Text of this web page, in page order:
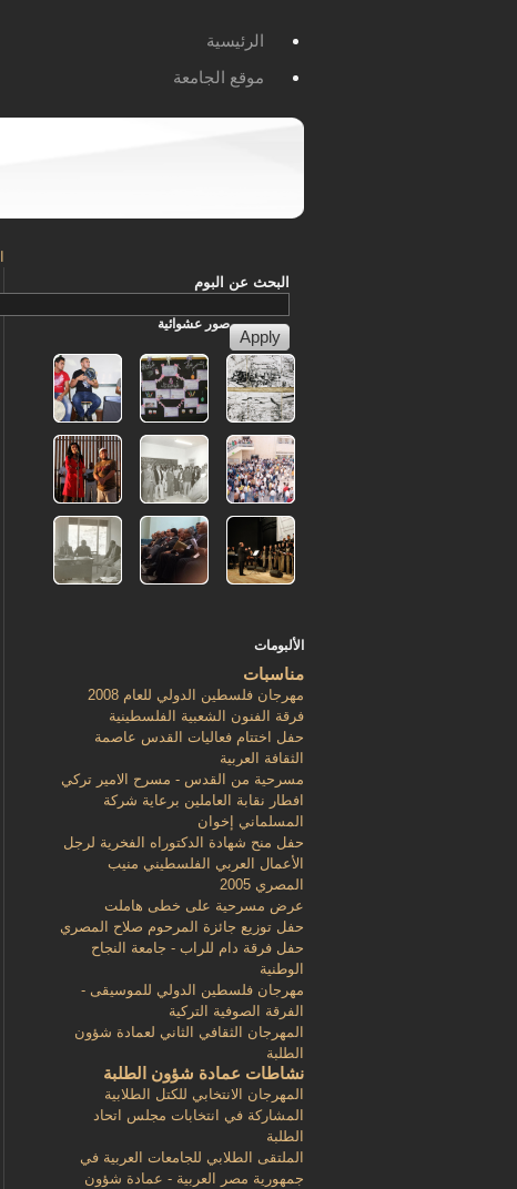
الرئيسية
موقع الجامعة
البحث عن البوم
صور عشوائية
الألبومات
مناسبات
مهرجان فلسطين الدولي للعام 2008
فرقة الفنون الشعبية الفلسطينية
حفل اختتام فعاليات القدس عاصمة
الثقافة العربية
مسرحية من القدس - مسرح الامير تركي
افطار نقابة العاملين برعاية شركة
المسلماني إخوان
حفل منح شهادة الدكتوراه الفخرية لرجل
الأعمال العربي الفلسطيني منيب
المصري 2005
عرض مسرحية على خطى هاملت
حفل توزيع جائزة المرحوم صلاح المصري
حفل فرقة دام للراب - جامعة النجاح
الوطنية
مهرجان فلسطين الدولي للموسيقى -
الفرقة الصوفية التركية
المهرجان الثقافي الثاني لعمادة شؤون
الطلبة
نشاطات عمادة شؤون الطلبة
المهرجان الانتخابي للكتل الطلابية
المشاركة في انتخابات مجلس اتحاد
الطلبة
الملتقى الطلابي للجامعات العربية في
جمهورية مصر العربية - عمادة شؤون